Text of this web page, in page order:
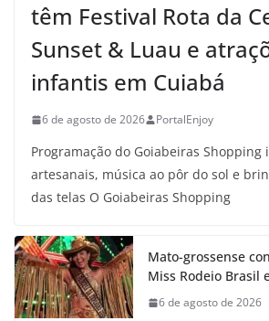
têm Festival Rota da
Sunset & Luau e
infantis em Cuiabá
6 de agosto de 2026 PortalEnjoy
Programação do Goiabeiras Shopping
artesanais, música ao pôr do sol e
das telas O Goiabeiras Shopping
Mato-grossense
Miss Rodeio Brasil
6 de agosto de 2026